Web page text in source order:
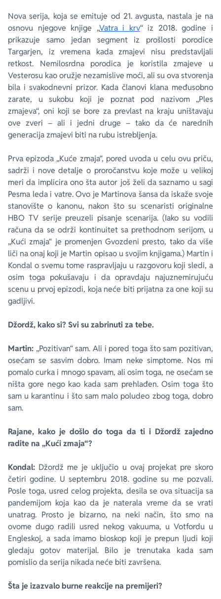
Nova serija, koja se emituje od 21. avgusta, nastala je na
osnovu njegove knjige „Vatra i krv“ iz 2018. godine i
prikazuje samo jedan segment iz prošlosti porodice
Targarjen, iz vremena kada zmajevi nisu predstavljali
retkost. Nemilosrdna porodica je koristila zmajeve u
Vesterosu kao oružje nezamislive moći, ali su ova stvorenja
bila i svakodnevni prizor. Kada članovi klana međusobno
zarate, u sukobu koji je poznat pod nazivom „Ples
zmajeva“, oni koji se bore za prevlast na kraju uništavaju
ove zveri – ali i jedni druge – tako da će narednih
generacija zmajevi biti na rubu istrebljenja.
Prva epizoda „Kuće zmaja“, pored uvoda u celu ovu priču,
sadrži i nove detalje o proročanstvu koje može u velikoj
meri da implicira ono šta autor još želi da saznamo u sagi
Pesma leda i vatre. Ovo je Martinova šansa da iskaže svoje
stanovište o kanonu, nakon što su scenaristi originalne
HBO TV serije preuzeli pisanje scenarija. (Iako su vodili
računa da se održi kontinuitet sa prethodnom serijom, u
„Kući zmaja“ je promenjen Gvozdeni presto, tako da više
liči na onaj koji je Martin opisao u svojim knjigama.) Martin i
Kondal o svemu tome raspravljaju u razgovoru koji sledi, a
osim toga pokušavaju i da opravdaju najuznemirujuću
scenu u prvoj epizodi, koja neće biti prijatna za one koji su
gadljivi.
Džordž, kako si? Svi su zabrinuti za tebe.
Martin: „Pozitivan“ sam. Ali i pored toga što sam pozitivan,
osećam se sasvim dobro. Imam neke simptome. Nos mi
pomalo curka i mnogo spavam, ali osim toga, ne osećam se
ništa gore nego kao kada sam prehlađen. Osim toga što
sam u karantinu i što sam malo poludeo zbog toga, dobro
sam.
Rajane, kako je došlo do toga da ti i Džordž zajedno
radite na „Kući zmaja“?
Kondal: Džordž me je uključio u ovaj projekat pre skoro
četiri godine. U septembru 2018. godine su me pozvali.
Posle toga, usred celog projekta, desila se ova situacija sa
pandemijom koja kao da je naterala vreme da se vrati
unatrag. Prosto je bizarno, na neki način, što smo na
ovome dugo radili usred nekog vakuuma, u Votfordu u
Engleskoj, a sada imamo bioskop koji je prepun ljudi koji
gledaju gotov materijal. Bilo je trenutaka kada sam
pomislio da serija nikada neće biti završena.
Šta je izazvalo burne reakcije na premijeri?